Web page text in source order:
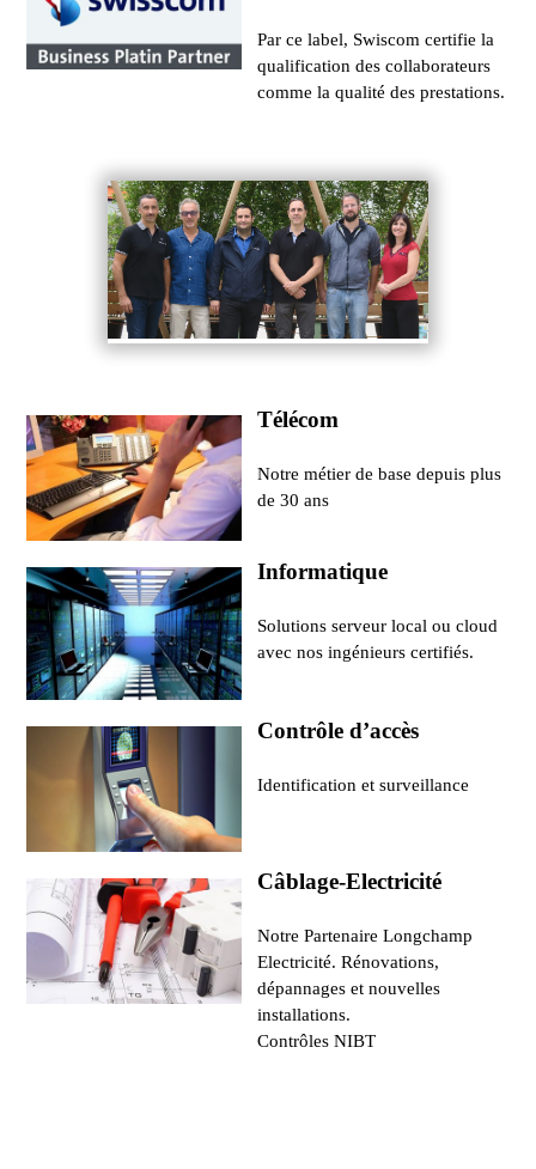
Par ce label, Swiscom certifie la
qualification des collaborateurs
comme la qualité des prestations.
Télécom
Notre métier de base depuis plus
de 30 ans
Informatique
Solutions serveur local ou cloud
avec nos ingénieurs certifiés.
Contrôle d’accès
Identification et surveillance
Câblage-Electricité
Notre Partenaire Longchamp
Electricité. Rénovations,
dépannages et nouvelles
installations.
Contrôles NIBT